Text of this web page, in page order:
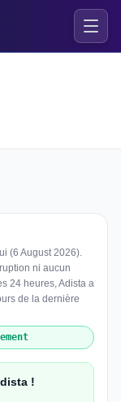
(6 August 2026).
ni aucun
24 heures, Adista a
de la dernière
!